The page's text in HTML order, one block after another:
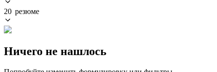
20 резюме
Ничего не нашлось